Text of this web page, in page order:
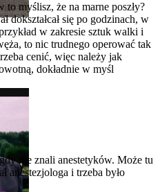
myślisz, że na marne poszły?
dokształcał się po godzinach, w
w zakresie sztuk walki i
to nic trudnego operować tak
cenić, więc należy jak
dokładnie w myśl
nie znali anestetyków. Może tu
anestezjologa i trzeba było